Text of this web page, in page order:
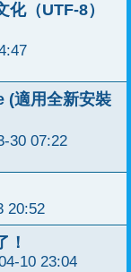
（UTF-8）
(適用全新安裝
30 07:22
20:52
！
10 23:04